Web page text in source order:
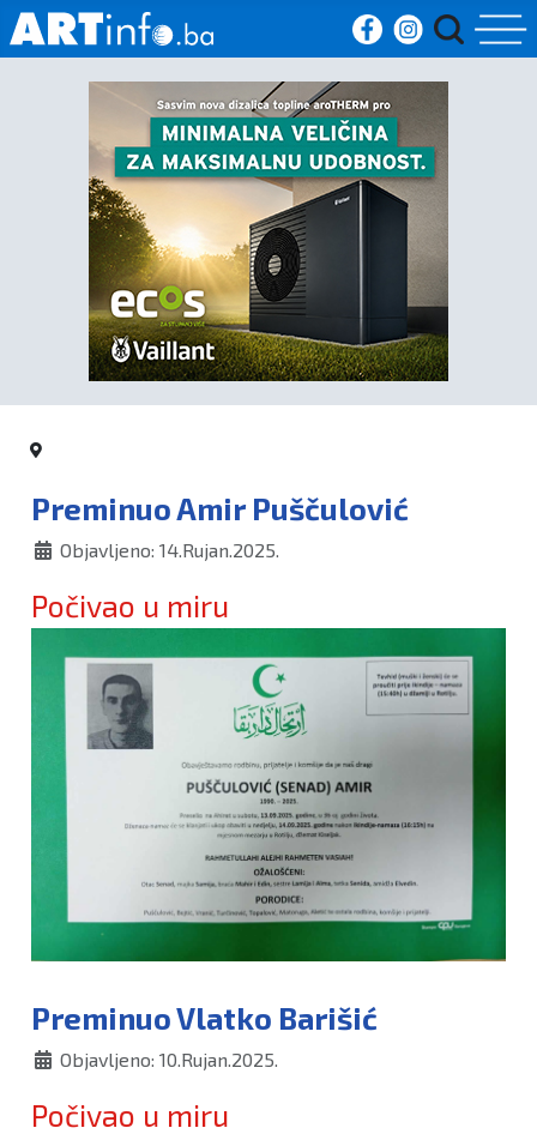
Početna
Vijesti
Sport
Kultura
Crna
kronika
Politika
Zanimljivosti
Preminuo Amir Puščulović
Objavljeno: 14.Rujan.2025.
Počivao u miru
Preminuo Vlatko Barišić
Objavljeno: 10.Rujan.2025.
Počivao u miru